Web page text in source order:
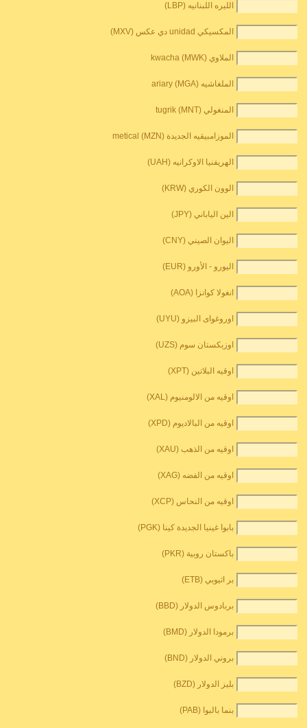
الليره اللبنانيه (LBP)
المكسيكي unidad دي عكس (MXV)
الملاوي kwacha (MWK)
الملغاشيه ariary (MGA)
المنغولي tugrik (MNT)
الموزامبيقيه الجديدة metical (MZN)
الهريفنيا الاوكرانيه (UAH)
الوون الكوري (KRW)
الين الياباني (JPY)
اليوان الصيني (CNY)
اليورو - الأورو (EUR)
انغولا كوانزا (AOA)
اوروغواى البيزو (UYU)
اوزبكستان سوم (UZS)
اوقيه البلاتين (XPT)
اوقيه من الالومنيوم (XAL)
اوقيه من البالاديوم (XPD)
اوقيه من الذهب (XAU)
اوقيه من الفضه (XAG)
اوقيه من النحاس (XCP)
بابوا غينيا الجديدة كينا (PGK)
باكستان روبية (PKR)
بر اثيوبي (ETB)
بربادوس الدولار (BBD)
برمودا الدولار (BMD)
بروني الدولار (BND)
بليز الدولار (BZD)
بنما بالبوا (PAB)